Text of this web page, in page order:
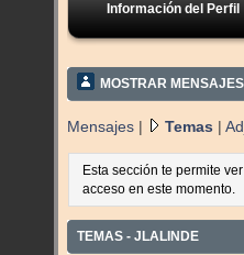
Información del Perfil
MOSTRAR MENSAJES
Mensajes | Temas |
Esta sección te permite
acceso en este momento.
TEMAS - JLALINDE